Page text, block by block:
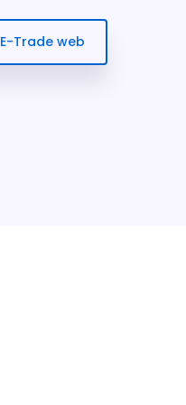
E-Trade web